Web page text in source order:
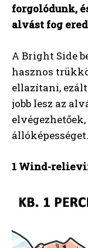
forgolódunk,
alvást fog
A Bright Side
hasznos
ellazítani,
jobb lesz az
állóképességet.
1 Wind-